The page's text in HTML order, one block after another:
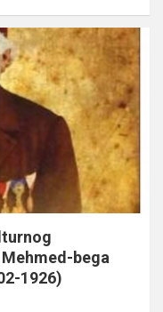
bega
1926)